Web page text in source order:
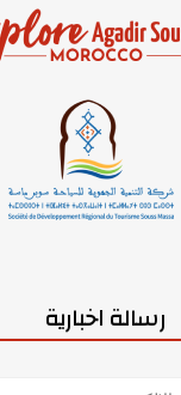
رسالة اخبارية